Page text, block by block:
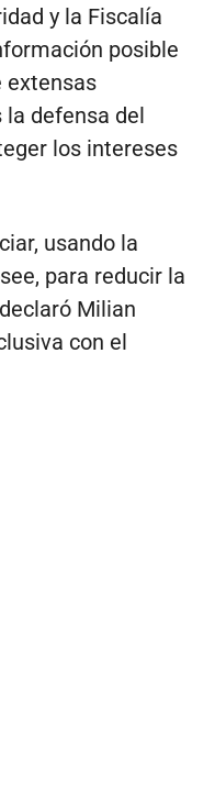
y la Fiscalía
posible
extensas
defensa del
los intereses
usando la
para reducir la
Milian
con el